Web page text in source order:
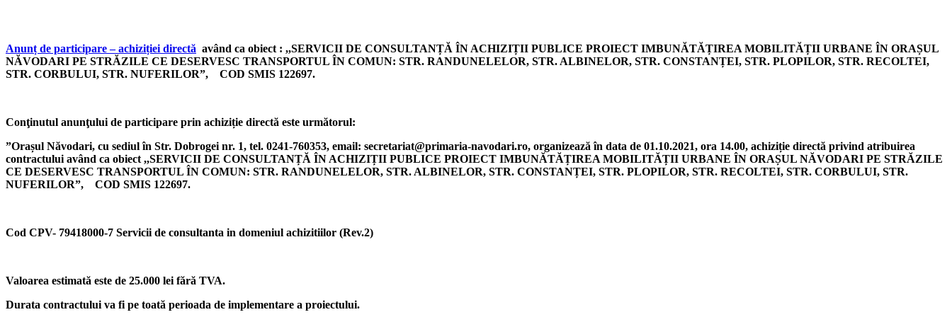
Anunț de participare – achiziției directă având ca obiect : ,,SERVICII DE CONSULTANȚĂ ÎN ACHIZIȚII PUBLICE PROIECT IMBUNĂTĂȚIREA MOBILITĂȚII URBANE ÎN ORAȘUL
NĂVODARI PE STRĂZILE CE DESERVESC TRANSPORTUL ÎN COMUN: STR. RANDUNELELOR, STR. ALBINELOR, STR. CONSTANȚEI, STR. PLOPILOR, STR. RECOLTEI,
STR. CORBULUI, STR. NUFERILOR”, COD SMIS 122697.
Conţinutul anunţului de participare prin achiziție directă este următorul:
”Orașul Năvodari, cu sediul în Str. Dobrogei nr. 1, tel. 0241-760353, email: secretariat@primaria-navodari.ro, organizează în data de 01.10.2021, ora 14.00, achiziție directă privind atribuirea
contractului având ca obiect ,,SERVICII DE CONSULTANȚĂ ÎN ACHIZIȚII PUBLICE PROIECT IMBUNĂTĂȚIREA MOBILITĂȚII URBANE ÎN ORAȘUL NĂVODARI PE STRĂZILE
CE DESERVESC TRANSPORTUL ÎN COMUN: STR. RANDUNELELOR, STR. ALBINELOR, STR. CONSTANȚEI, STR. PLOPILOR, STR. RECOLTEI, STR. CORBULUI, STR.
NUFERILOR”, COD SMIS 122697.
Cod CPV- 79418000-7 Servicii de consultanta in domeniul achizitiilor (Rev.2)
Valoarea estimată este de 25.000 lei fără TVA.
Durata contractului va fi pe toată perioada de implementare a proiectului.